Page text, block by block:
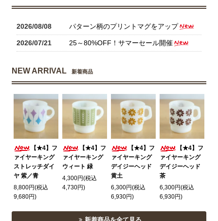
2026/08/08 パターン柄のプリントマグをアップ
2026/07/21 25～80%OFF！サマーセール開催
NEW ARRIVAL 新着商品
【★4】フ
ァイヤーキング
ストレッチダイ
ヤ 紫／青
8,800円(税込
9,680円)
【★4】フ
ァイヤーキング
ウィート 緑
4,300円(税込
4,730円)
【★4】フ
ァイヤーキング
デイジーヘッド
黄土
6,300円(税込
6,930円)
【★4】フ
ァイヤーキング
デイジーヘッド
茶
6,300円(税込
6,930円)